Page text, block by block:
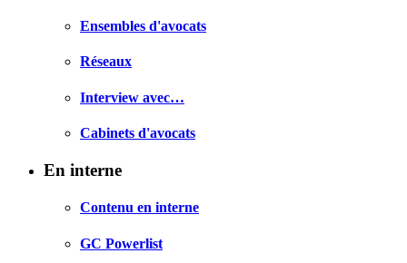
Ensembles d'avocats
Réseaux
Interview avec…
Cabinets d'avocats
En interne
Contenu en interne
GC Powerlist